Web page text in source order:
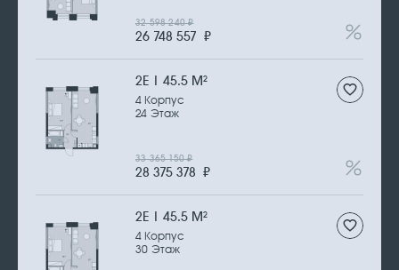
26 748 557 ₽
32 598 240₽
2Е | 45.5 М2
4 Корпус
24 Этаж
28 375 378 ₽
33 365 150₽
2Е | 45.5 М2
4 Корпус
30 Этаж